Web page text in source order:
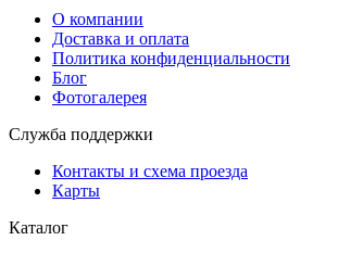
О компании
Доставка и оплата
Политика конфиденциальности
Блог
Фотогалерея
Служба поддержки
Контакты и схема проезда
Карты
Каталог